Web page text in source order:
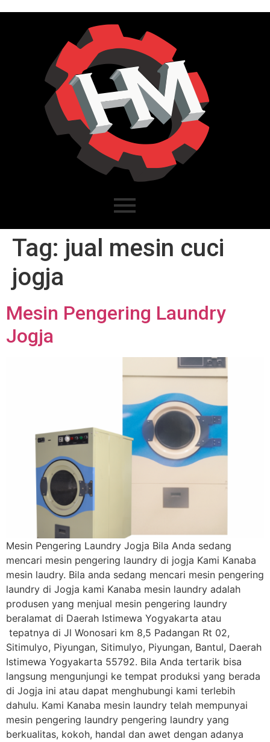
Tag: jual mesin cuci
jogja
Mesin Pengering Laundry
Jogja
Mesin Pengering Laundry Jogja Bila Anda sedang
mencari mesin pengering laundry di jogja Kami Kanaba
mesin laudry. Bila anda sedang mencari mesin pengering
laundry di Jogja kami Kanaba mesin laundry adalah
produsen yang menjual mesin pengering laundry
beralamat di Daerah Istimewa Yogyakarta atau
tepatnya di Jl Wonosari km 8,5 Padangan Rt 02,
Sitimulyo, Piyungan, Sitimulyo, Piyungan, Bantul, Daerah
Istimewa Yogyakarta 55792. Bila Anda tertarik bisa
langsung mengunjungi ke tempat produksi yang berada
di Jogja ini atau dapat menghubungi kami terlebih
dahulu. Kami Kanaba mesin laundry telah mempunyai
mesin pengering laundry pengering laundry yang
berkualitas, kokoh, handal dan awet dengan adanya